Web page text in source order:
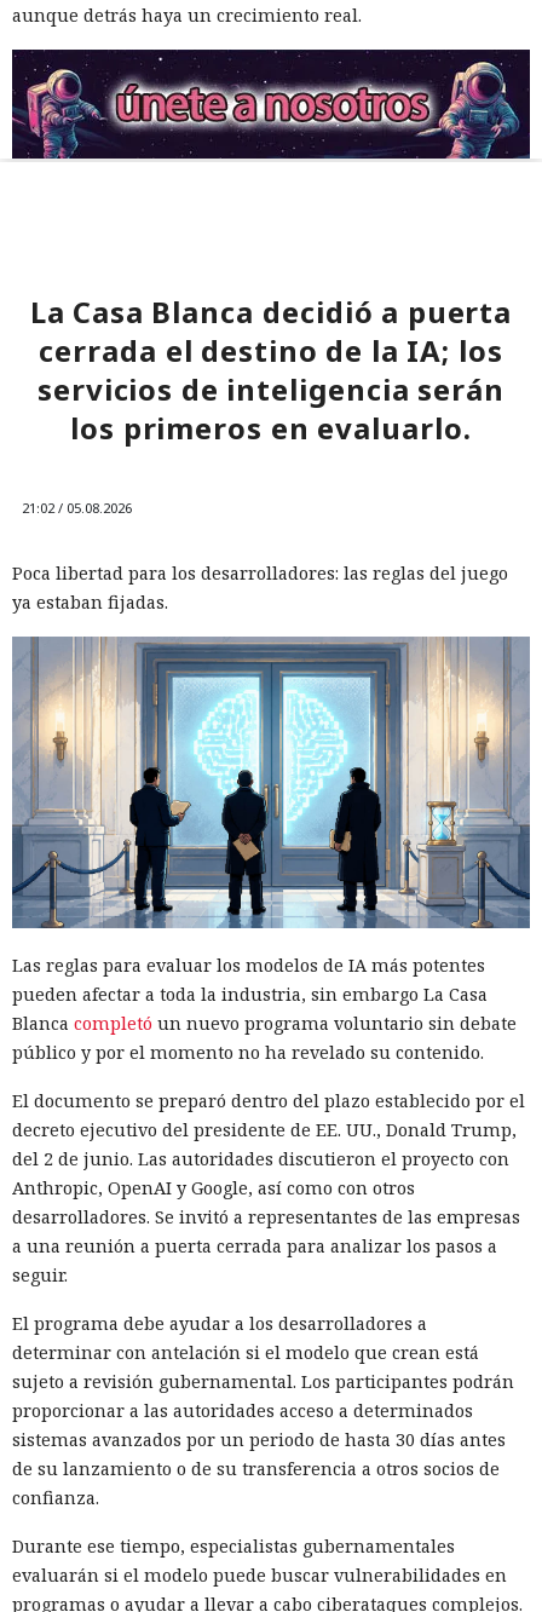
aunque detrás haya un crecimiento real.
La Casa Blanca decidió a puerta
cerrada el destino de la IA; los
servicios de inteligencia serán
los primeros en evaluarlo.
21:02 / 05.08.2026
Poca libertad para los desarrolladores: las reglas del juego
ya estaban fijadas.
Las reglas para evaluar los modelos de IA más potentes
pueden afectar a toda la industria, sin embargo La Casa
Blanca completó un nuevo programa voluntario sin debate
público y por el momento no ha revelado su contenido.
El documento se preparó dentro del plazo establecido por el
decreto ejecutivo del presidente de EE. UU., Donald Trump,
del 2 de junio. Las autoridades discutieron el proyecto con
Anthropic, OpenAI y Google, así como con otros
desarrolladores. Se invitó a representantes de las empresas
a una reunión a puerta cerrada para analizar los pasos a
seguir.
El programa debe ayudar a los desarrolladores a
determinar con antelación si el modelo que crean está
sujeto a revisión gubernamental. Los participantes podrán
proporcionar a las autoridades acceso a determinados
sistemas avanzados por un periodo de hasta 30 días antes
de su lanzamiento o de su transferencia a otros socios de
confianza.
Durante ese tiempo, especialistas gubernamentales
evaluarán si el modelo puede buscar vulnerabilidades en
programas o ayudar a llevar a cabo ciberataques complejos.